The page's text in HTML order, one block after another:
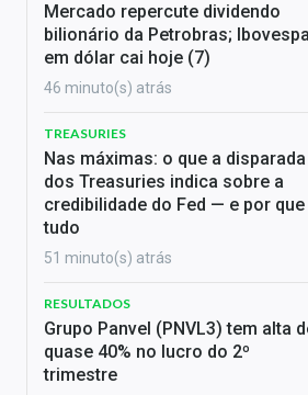
Mercado repercute dividendo
bilionário da Petrobras; Ibovespa
em dólar cai hoje (7)
46 minuto(s) atrás
TREASURIES
Nas máximas: o que a disparada
dos Treasuries indica sobre a
credibilidade do Fed — e por
tudo
51 minuto(s) atrás
RESULTADOS
Grupo Panvel (PNVL3) tem alta
quase 40% no lucro do 2º
trimestre